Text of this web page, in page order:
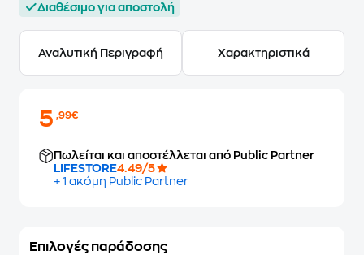
Διαθέσιμο για αποστολή
Αναλυτική Περιγραφή Χαρακτηριστικά
5,99€
Πωλείται και αποστέλλεται από Public Partner
LIFESTORE4.49/5
+ 1 ακόμη Public Partner
Επιλογές παράδοσης